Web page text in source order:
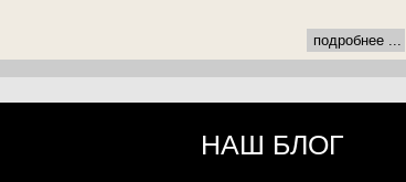
подробнее ...
НАШ БЛОГ